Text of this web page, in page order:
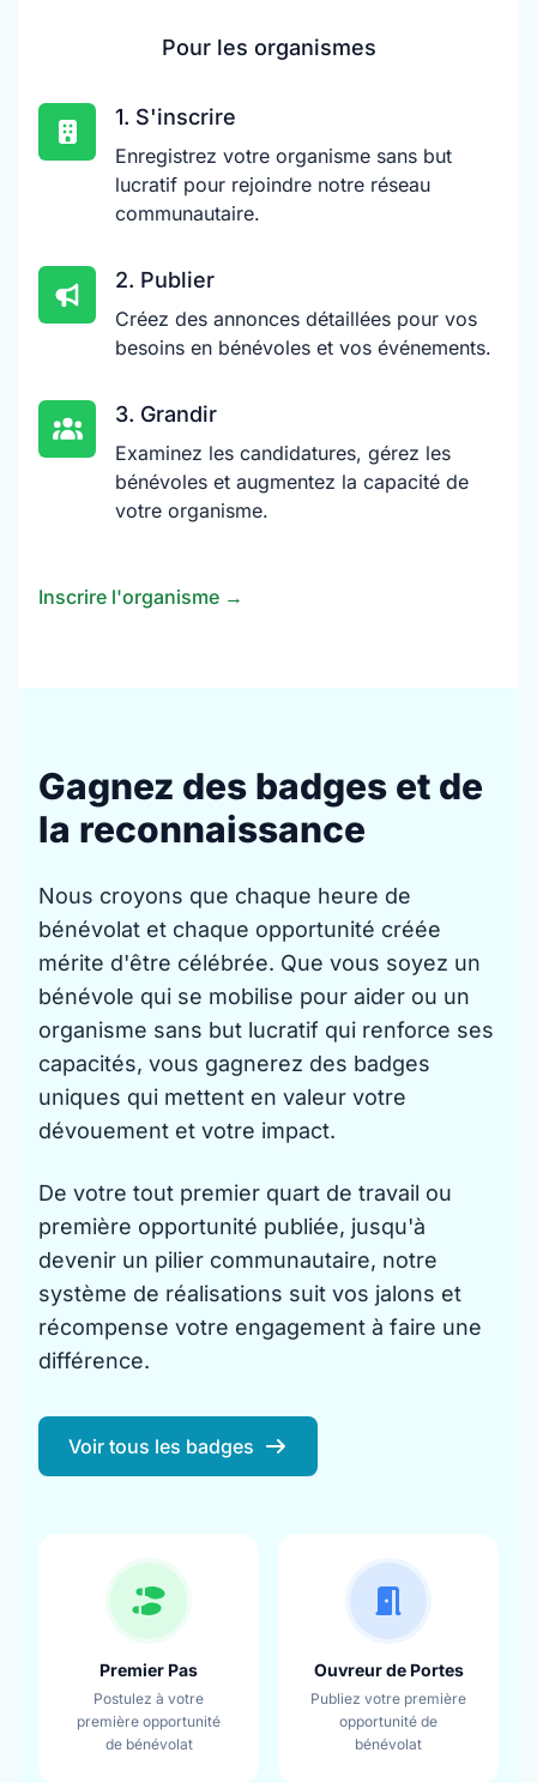
Pour les organismes
1. S'inscrire
Enregistrez votre organisme sans but
lucratif pour rejoindre notre réseau
communautaire.
2. Publier
Créez des annonces détaillées pour vos
besoins en bénévoles et vos événements.
3. Grandir
Examinez les candidatures, gérez les
bénévoles et augmentez la capacité de
votre organisme.
Inscrire l'organisme →
Gagnez des badges et de
la reconnaissance
Nous croyons que chaque heure de
bénévolat et chaque opportunité créée
mérite d'être célébrée. Que vous soyez un
bénévole qui se mobilise pour aider ou un
organisme sans but lucratif qui renforce ses
capacités, vous gagnerez des badges
uniques qui mettent en valeur votre
dévouement et votre impact.
De votre tout premier quart de travail ou
première opportunité publiée, jusqu'à
devenir un pilier communautaire, notre
système de réalisations suit vos jalons et
récompense votre engagement à faire une
différence.
Voir tous les badges
Premier Pas
Postulez à votre
première opportunité
de bénévolat
Ouvreur de Portes
Publiez votre première
opportunité de
bénévolat